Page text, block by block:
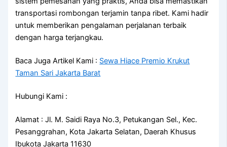
transportasi rombongan terjamin tanpa ribet. Kami hadir
untuk memberikan pengalaman perjalanan terbaik
dengan harga terjangkau.
Baca Juga Artikel Kami : Sewa Hiace Premio Krukut
Taman Sari Jakarta Barat
Hubungi Kami :
Alamat : Jl. M. Saidi Raya No.3, Petukangan Sel., Kec.
Pesanggrahan, Kota Jakarta Selatan, Daerah Khusus
Ibukota Jakarta 11630